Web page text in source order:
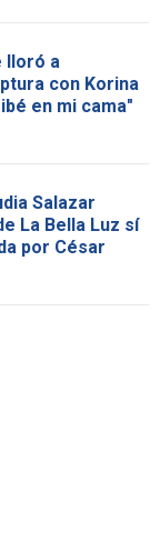
lloró a
con Korina
en mi cama"
Salazar
La Bella Luz sí
por César